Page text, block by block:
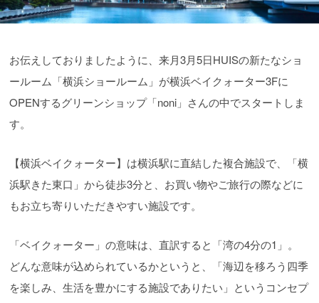
お伝えしておりましたように、来月3月5日HUISの新たなショ
ールーム「横浜ショールーム」が横浜ベイクォーター3Fに
OPENするグリーンショップ「noni」さんの中でスタートしま
す。
【横浜ベイクォーター】は横浜駅に直結した複合施設で、「横
浜駅きた東口」から徒歩3分と、お買い物やご旅行の際などに
もお立ち寄りいただきやすい施設です。
「ベイクォーター」の意味は、直訳すると「湾の4分の1」。
どんな意味が込められているかというと、「海辺を移ろう四季
を楽しみ、生活を豊かにする施設でありたい」というコンセプ